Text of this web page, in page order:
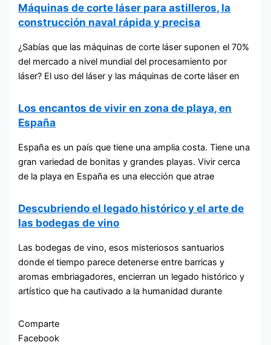
Máquinas de corte láser para astilleros, la
construcción naval rápida y precisa
¿Sabías que las máquinas de corte láser suponen el 70%
del mercado a nivel mundial del procesamiento por
láser? El uso del láser y las máquinas de corte láser en
Los encantos de vivir en zona de playa, en
España
España es un país que tiene una amplia costa. Tiene una
gran variedad de bonitas y grandes playas. Vivir cerca
de la playa en España es una elección que atrae
Descubriendo el legado histórico y el arte de
las bodegas de vino
Las bodegas de vino, esos misteriosos santuarios
donde el tiempo parece detenerse entre barricas y
aromas embriagadores, encierran un legado histórico y
artístico que ha cautivado a la humanidad durante
Comparte
Facebook